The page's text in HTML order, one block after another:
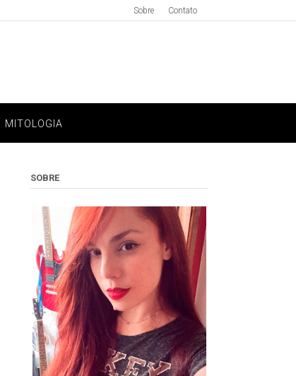
Sobre Contato
MITOLOGIA
SOBRE